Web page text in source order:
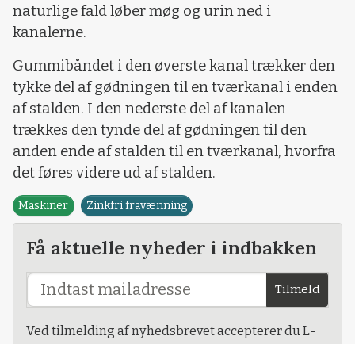
naturlige fald løber møg og urin ned i
kanalerne.
Gummibåndet i den øverste kanal trækker den
tykke del af gødningen til en tværkanal i enden
af stalden. I den nederste del af kanalen
trækkes den tynde del af gødningen til den
anden ende af stalden til en tværkanal, hvorfra
det føres videre ud af stalden.
Maskiner Zinkfri fravænning
Få aktuelle nyheder i indbakken
Tilmeld
Ved tilmelding af nyhedsbrevet accepterer du L-